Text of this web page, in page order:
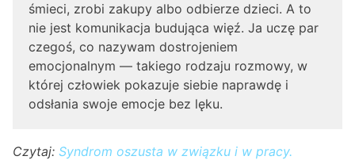
śmieci, zrobi zakupy albo odbierze dzieci. A to
nie jest komunikacja budująca więź. Ja uczę par
czegoś, co nazywam dostrojeniem
emocjonalnym — takiego rodzaju rozmowy, w
której człowiek pokazuje siebie naprawdę i
odsłania swoje emocje bez lęku.
Czytaj: Syndrom oszusta w związku i w pracy.